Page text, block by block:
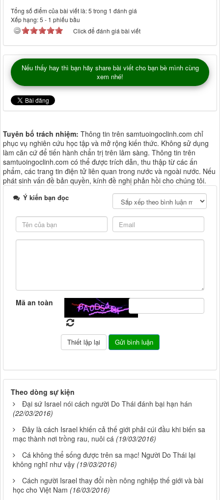
Tổng số điểm của bài viết là: 5 trong 1 đánh giá
Xếp hạng:5 - 1 phiếu bầu
Click để đánh giá bài viết
Nếu thấy hay thì bạn hãy share bài viết cho bạn bè mình cùng
xem nhé!
Tuyên bố trách nhiệm: Thông tin trên samtuoingoclinh.com chỉ
phục vụ nghiên cứu học tập và mở rộng kiến thức. Không sử dụng
làm căn cứ để tiến hành chẩn trị trên lâm sàng. Thông tin trên
samtuoingoclinh.com có thể được trích dẫn, thu thập từ các ấn
phẩm, các trang tin điện tử liên quan trong nước và ngoài nước. Nếu
phát sinh vấn đề bản quyền, kính đề nghị phản hồi cho chúng tôi.
Ý kiến bạn đọc
Mã an toàn
Theo dòng sự kiện
Đại sứ Israel nói cách người Do Thái đánh bại hạn hán
(22/03/2016)
Đây là cách Israel khiến cả thế giới phải cúi đầu khi biến sa
mạc thành nơi trồng rau, nuôi cá (19/03/2016)
Cá không thể sống được trên sa mạc! Người Do Thái lại
không nghĩ như vậy (19/03/2016)
Cách người Israel thay đổi nền nông nghiệp thế giới và bài
học cho Việt Nam (16/03/2016)